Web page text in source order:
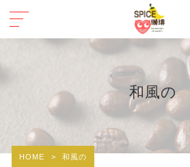
和風の
HOME > 和風の